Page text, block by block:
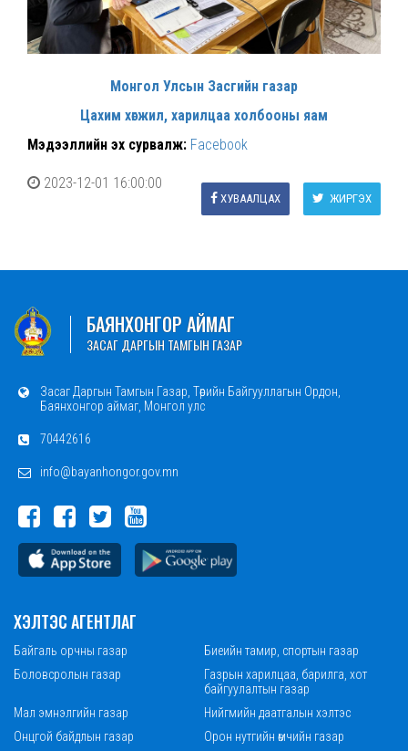
Монгол Улсын Засгийн газар
Цахим хөгжил, харилцаа холбооны яам
Мэдээллийн эх сурвалж: Facebook
2023-12-01 16:00:00
ЖИРГЭХ
ХУВААЛЦАХ
БАЯНХОНГОР АЙМАГ
ЗАСАГ ДАРГЫН ТАМГЫН ГАЗАР
Засаг Даргын Тамгын Газар, Төрийн Байгууллагын Ордон,
Баянхонгор аймаг, Монгол улс
70442616
info@bayanhongor.gov.mn
ХЭЛТЭС АГЕНТЛАГ
Байгаль орчны газар
Биеийн тамир, спортын газар
Боловсролын газар
Газрын харилцаа, барилга, хот
байгуулалтын газар
Мал эмнэлгийн газар
Нийгмийн даатгалын хэлтэс
Онцгой байдлын газар
Орон нутгийн өмчийн газар